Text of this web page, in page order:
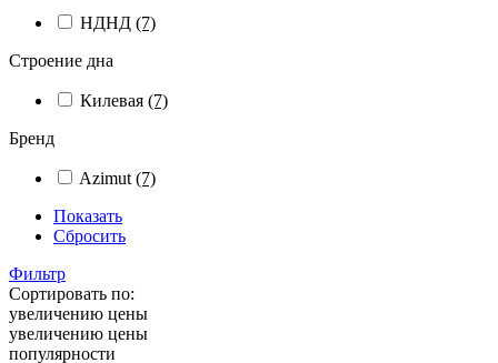
НДНД (7)
Строение дна
Килевая (7)
Бренд
Azimut (7)
Показать
Сбросить
Фильтр
Сортировать по:
увеличению цены
увеличению цены
популярности